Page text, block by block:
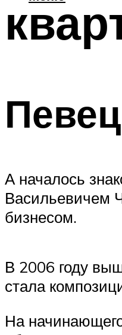
А началось
Васильевичем
бизнесом.
В 2006 году
стала
На